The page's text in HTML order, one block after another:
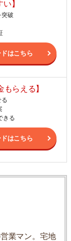
】
突破
はこちら
もらえる】
る
きる
はこちら
業マン。宅地